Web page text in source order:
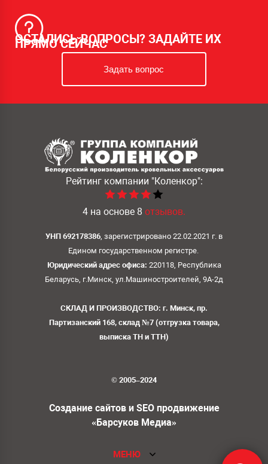
ОСТАЛИСЬ ВОПРОСЫ? ЗАДАЙТЕ ИХ
ПРЯМО СЕЙЧАС
Задать вопрос
Рейтинг компании "Коленкор":
4 на основе 8 отзывов.
УНП 692178386 , зарегистрировано 22.02.2021 г. в
Едином государственном регистре.
Юридический адрес офиса: 220118, Республика
Беларусь, г.Минск, ул.Машиностроителей, 9А-2д
СКЛАД И ПРОИЗВОДСТВО: г. Минск, пр.
Партизанский 168, склад №7 (отгрузка товара,
выписка ТН и ТТН)
© 2005–2024
Создание сайтов и SEO продвижение
«Барсуков Медиа»
МЕНЮ